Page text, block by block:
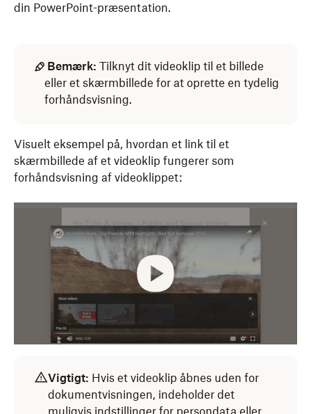
din PowerPoint-præsentation.
Bemærk: Tilknyt dit videoklip til et billede
eller et skærmbillede for at oprette en tydelig
forhåndsvisning.
Visuelt eksempel på, hvordan et link til et
skærmbillede af et videoklip fungerer som
forhåndsvisning af videoklippet:
Vigtigt: Hvis et videoklip åbnes uden for
dokumentvisningen, indeholder det
muligvis indstillinger for persondata eller